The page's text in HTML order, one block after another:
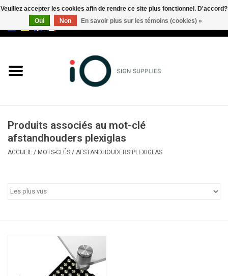
Marques
Appelez-nous au +32 3 353 67
Produits associés au mot-clé
afstandhouders plexiglas
ACCUEIL / MOTS-CLÉS / AFSTANDHOUDERS PLEXIGLAS
Veuillez accepter les cookies afin de rendre ce site plus fonctionnel. D'accord?
Oui
Non En savoir plus sur les témoins (cookies) »